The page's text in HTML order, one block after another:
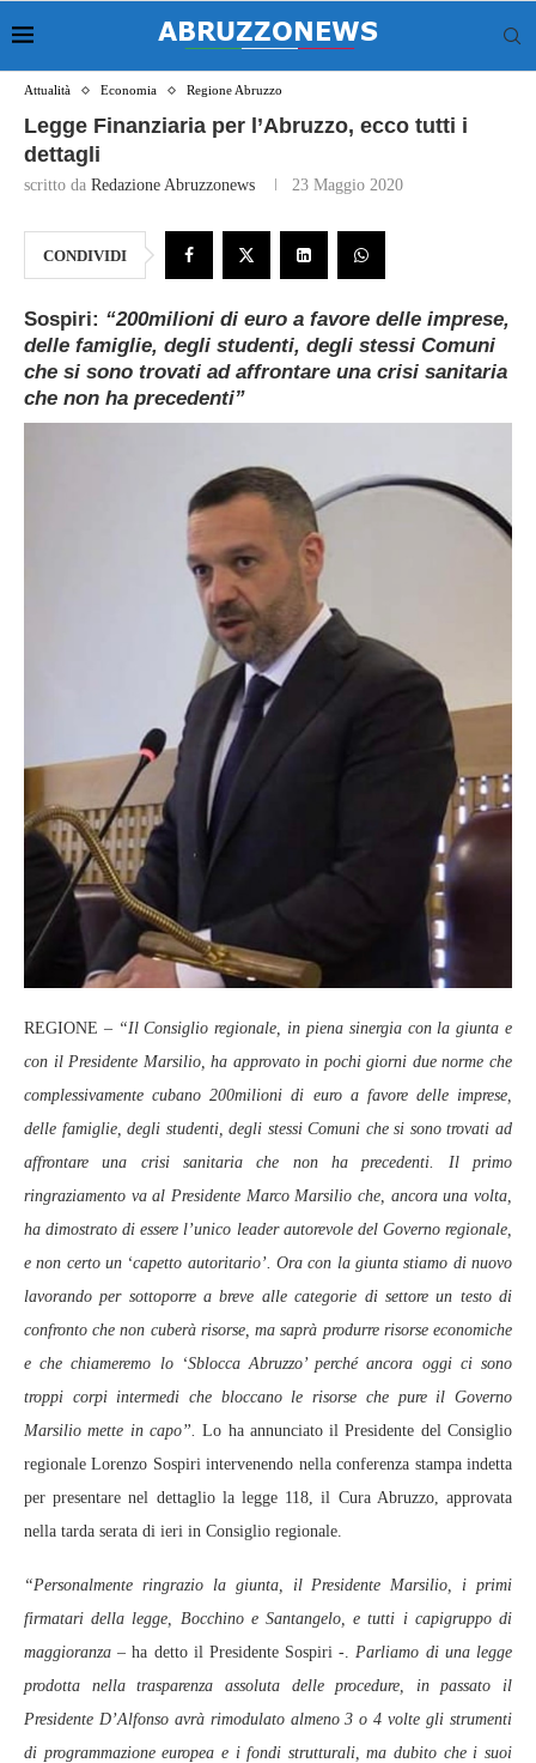
Attualità Economia Regione Abruzzo
Legge Finanziaria per l’Abruzzo, ecco tutti i
dettagli
scritto da Redazione Abruzzonews 23 Maggio 2020
CONDIVIDI
Sospiri: “200milioni di euro a favore delle imprese,
delle famiglie, degli studenti, degli stessi Comuni
che si sono trovati ad affrontare una crisi sanitaria
che non ha precedenti”
REGIONE – “Il Consiglio regionale, in piena sinergia con la giunta e
con il Presidente Marsilio, ha approvato in pochi giorni due norme che
complessivamente cubano 200milioni di euro a favore delle imprese,
delle famiglie, degli studenti, degli stessi Comuni che si sono trovati ad
affrontare una crisi sanitaria che non ha precedenti. Il primo
ringraziamento va al Presidente Marco Marsilio che, ancora una volta,
ha dimostrato di essere l’unico leader autorevole del Governo regionale,
e non certo un ‘capetto autoritario’. Ora con la giunta stiamo di nuovo
lavorando per sottoporre a breve alle categorie di settore un testo di
confronto che non cuberà risorse, ma saprà produrre risorse economiche
e che chiameremo lo ‘Sblocca Abruzzo’ perché ancora oggi ci sono
troppi corpi intermedi che bloccano le risorse che pure il Governo
Marsilio mette in capo”.
Lo ha annunciato il Presidente del Consiglio
regionale Lorenzo Sospiri intervenendo nella conferenza stampa indetta
per presentare nel dettaglio la legge 118, il Cura Abruzzo, approvata
nella tarda serata di ieri in Consiglio regionale.
“Personalmente ringrazio la giunta, il Presidente Marsilio, i primi
firmatari della legge, Bocchino e Santangelo, e tutti i capigruppo di
maggioranza – ha detto il Presidente Sospiri -.
Parliamo di una legge
prodotta nella trasparenza assoluta delle procedure, in passato il
Presidente D’Alfonso avrà rimodulato almeno 3 o 4 volte gli strumenti
di programmazione europea e i fondi strutturali, ma dubito che i suoi